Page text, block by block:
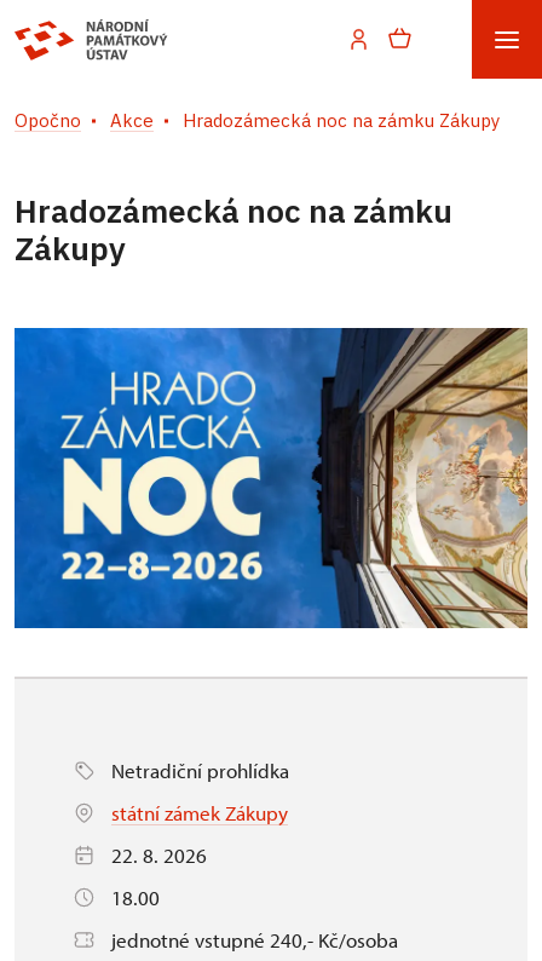
Opočno Akce Hradozámecká noc na zámku Zákupy
Hradozámecká noc na zámku
Zákupy
Netradiční prohlídka
státní zámek Zákupy
22. 8. 2026
18.00
jednotné vstupné 240,- Kč/osoba